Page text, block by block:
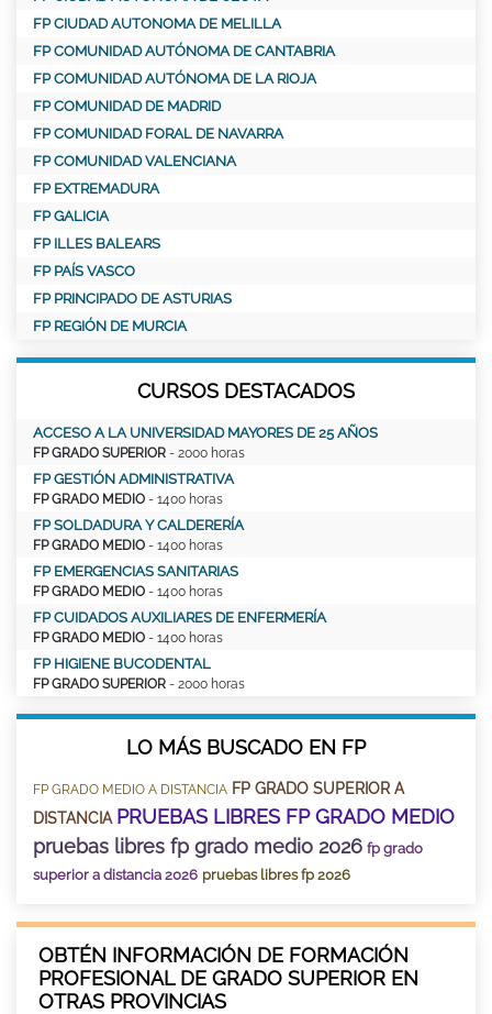
FP CIUDAD AUTONOMA DE MELILLA
FP COMUNIDAD AUTÓNOMA DE CANTABRIA
FP COMUNIDAD AUTÓNOMA DE LA RIOJA
FP COMUNIDAD DE MADRID
FP COMUNIDAD FORAL DE NAVARRA
FP COMUNIDAD VALENCIANA
FP EXTREMADURA
FP GALICIA
FP ILLES BALEARS
FP PAÍS VASCO
FP PRINCIPADO DE ASTURIAS
FP REGIÓN DE MURCIA
CURSOS DESTACADOS
ACCESO A LA UNIVERSIDAD MAYORES DE 25 AÑOS
FP GRADO SUPERIOR - 2000 horas
FP GESTIÓN ADMINISTRATIVA
FP GRADO MEDIO - 1400 horas
FP SOLDADURA Y CALDERERÍA
FP GRADO MEDIO - 1400 horas
FP EMERGENCIAS SANITARIAS
FP GRADO MEDIO - 1400 horas
FP CUIDADOS AUXILIARES DE ENFERMERÍA
FP GRADO MEDIO - 1400 horas
FP HIGIENE BUCODENTAL
FP GRADO SUPERIOR - 2000 horas
LO MÁS BUSCADO EN FP
FP GRADO MEDIO A DISTANCIA FP GRADO SUPERIOR A
DISTANCIA PRUEBAS LIBRES FP GRADO MEDIO
pruebas libres fp grado medio 2026 fp grado
superior a distancia 2026 pruebas libres fp 2026
OBTÉN INFORMACIÓN DE FORMACIÓN
PROFESIONAL DE GRADO SUPERIOR EN
OTRAS PROVINCIAS